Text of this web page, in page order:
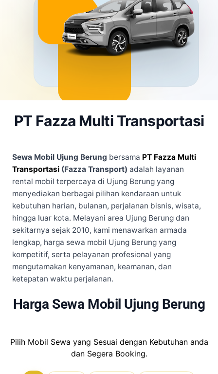
PT Fazza Multi Transportasi
Sewa Mobil Ujung Berung bersama PT Fazza Multi
Transportasi (Fazza Transport) adalah layanan
rental mobil terpercaya di Ujung Berung yang
menyediakan berbagai pilihan kendaraan untuk
kebutuhan harian, bulanan, perjalanan bisnis, wisata,
hingga luar kota. Melayani area Ujung Berung dan
sekitarnya sejak 2010, kami menawarkan armada
lengkap, harga sewa mobil Ujung Berung yang
kompetitif, serta pelayanan profesional yang
mengutamakan kenyamanan, keamanan, dan
ketepatan waktu perjalanan.
Harga Sewa Mobil Ujung Berung
Pilih Mobil Sewa yang Sesuai dengan Kebutuhan anda
dan Segera Booking.